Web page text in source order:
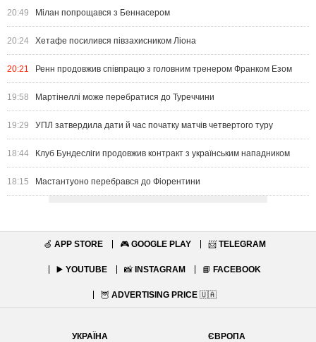
20:49 Мілан попрощався з Беннасером
20:24 Хетафе посилився півзахисником Ліона
20:21 Ренн продовжив співпрацю з головним тренером Франком Езом
19:58 Мартінеллі може перебратися до Туреччини
19:29 УПЛ затвердила дати й час початку матчів четвертого туру
18:44 Клуб Бундесліги продовжив контракт з українським нападником
18:15 Мастантуоно перебрався до Фіорентини
🍏 APP STORE 🎮 GOOGLE PLAY 📨 TELEGRAM
▶️ YOUTUBE 📸 INSTAGRAM 📘 FACEBOOK
🦉 ADVERTISING PRICE 🇺🇦
УКРАЇНА
ЄВРОПА